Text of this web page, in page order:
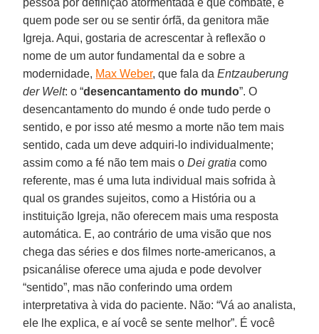
quem pode ser ou se sentir órfã, da genitora mãe
Igreja. Aqui, gostaria de acrescentar à reflexão o
nome de um autor fundamental da e sobre a
modernidade, Max Weber, que fala daEntzauberung
der Welt: o “desencantamento do mundo”. O
desencantamento do mundo é onde tudo perde o
sentido, e por isso até mesmo a morte não tem mais
sentido, cada um deve adquiri-lo individualmente;
assim como a fé não tem mais oDei gratia como
referente, mas é uma luta individual mais sofrida à
qual os grandes sujeitos, como a História ou a
instituição Igreja, não oferecem mais uma resposta
automática. E, ao contrário de uma visão que nos
chega das séries e dos filmes norte-americanos, a
psicanálise oferece uma ajuda e pode devolver
“sentido”, mas não conferindo uma ordem
interpretativa à vida do paciente. Não: “Vá ao analista,
ele lhe explica, e aí você se sente melhor”. É você